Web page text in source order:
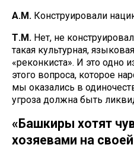
А.М. Конструировали
Т.М. Нет, не
такая культурная,
«реконкиста». И это одно
этого вопроса, которое
мы оказались в
угроза должна быть
«Башкиры хотят
хозяевами на